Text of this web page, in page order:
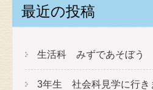
最近の投稿
生活科 みずであそぼう
3年生 社会科見学に行き